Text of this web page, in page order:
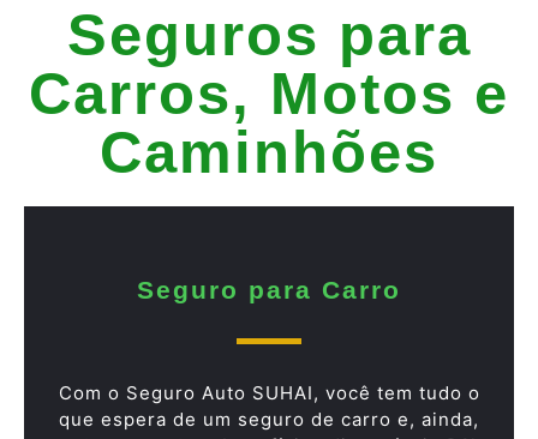
Seguros para
Carros, Motos e
Caminhões
Seguro para Carro
Com o Seguro Auto SUHAI, você tem tudo o
que espera de um seguro de carro e, ainda,